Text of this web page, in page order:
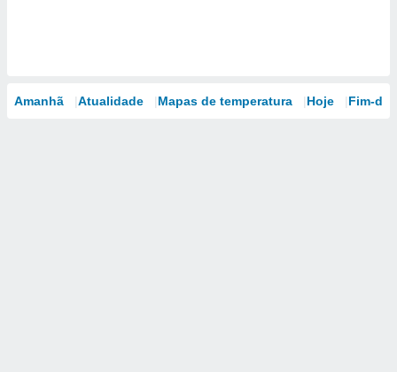
Amanhã Atualidade Mapas de temperatura Hoje Fim-de-